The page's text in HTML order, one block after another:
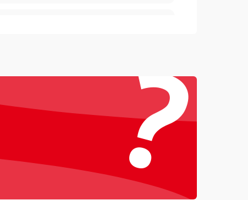
500 ₽
Подробнее →
Подробнее →
?